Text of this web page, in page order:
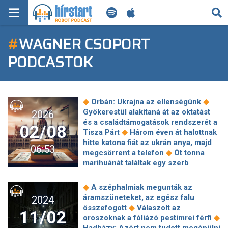
KERESÉS
KEZDŐLAP
FRISS HÍREK
FILM-ZENE-SZÓRAKOZÁS
PLAYLIST
MI AZ A ROBOT PODCAST?
#WAGNER CSOPORT
PODCASTOK
2026
02/08
06:53
◆ Orbán: Ukrajna az ellenségünk ◆
Gyökerestül alakítaná át az oktatást
és a családtámogatások rendszerét a
Tisza Párt ◆ Három éven át halottnak
hitte katona fiát az ukrán anya, majd
megcsörrent a telefon ◆ Öt tonna
marihuánát találtak egy szerb
Óraátállítás 2026: itt a dátum, mikor
lesz óraátállítás március folyamán -
Nem ez lesz az utolsó? ◆
nyilvános vallomást akarnak tenni az
Epstein-ügyben ◆ Euró bevezetése, 1
2024
11/02
◆ A széphalmiak megunták az
áramszüneteket, az egész falu
összefogott ◆ Válaszolt az
oroszoknak a fóliázó pestimrei férfi ◆